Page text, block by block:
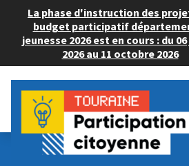
La phase d'instruction des
budget participatif
jeunesse 2026 est en cours : du
2026 au 11 octobre 2026
Budget Participatif JEUNESSE 2024
💡 Consulter les projets déposés